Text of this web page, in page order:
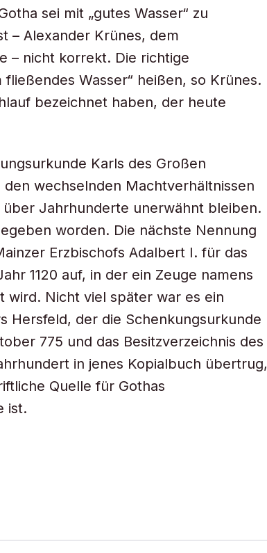
sei mit „gutes Wasser“ zu
– Alexander Krünes, dem
– nicht korrekt. Die richtige
Wasser“ heißen, so Krünes.
bezeichnet haben, der heute
Karls des Großen
wechselnden Machtverhältnissen
Jahrhunderte unerwähnt bleiben.
worden. Die nächste Nennung
Erzbischofs Adalbert I. für das
1120 auf, in der ein Zeuge namens
wird. Nicht viel später war es ein
Hersfeld, der die Schenkungsurkunde
775 und das Besitzverzeichnis des
in jenes Kopialbuch übertrug,
Quelle für Gothas
ist.